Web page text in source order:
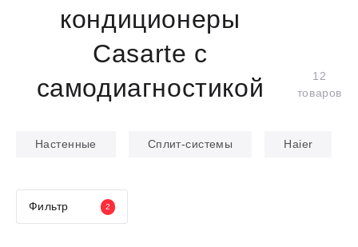
кондиционеры
Casarte с
самодиагностикой
12
товаров
Настенные Сплит-системы Haier
Фильтр 2